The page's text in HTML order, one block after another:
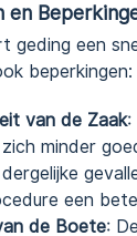
en
geding een
beperkingen:
van de Zaak:
zich minder
een
de Boete: